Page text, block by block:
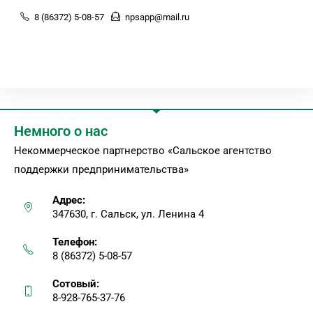
8 (86372) 5-08-57 npsapp@mail.ru
Немного о нас
Некоммерческое партнерство «Сальское агентство
поддержки предпринимательства»
Адрес:
347630, г. Сальск, ул. Ленина 4
Телефон:
8 (86372) 5-08-57
Сотовый:
8-928-765-37-76